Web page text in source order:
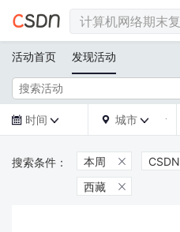
活动首页 发现活动
 时间   城市 
本周  CSDN
西藏 